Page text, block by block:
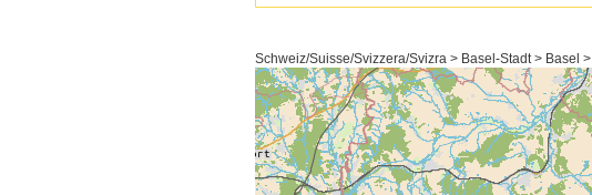
Schweiz/Suisse/Svizzera/Svizra > Basel-Stadt > Basel